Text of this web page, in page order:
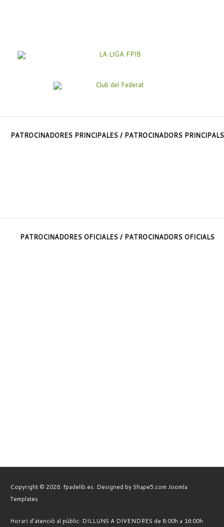
PATROCINADORES PRINCIPALES / PATROCINADORS PRINCIPALS
PATROCINADORES OFICIALES / PATROCINADORS OFICIALS
Copyright © 2026. fpadelib.es. Designed by Shape5.com Joomla
Templates
Horari d'atenció al públic: DILLUNS A DIVENDRES de 8:00h a 16:00h